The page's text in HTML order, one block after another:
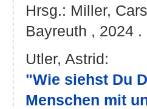
Hrsg.: Miller,
Bayreuth , 2024
Utler, Astrid:
"Wie siehst Du
Menschen mit